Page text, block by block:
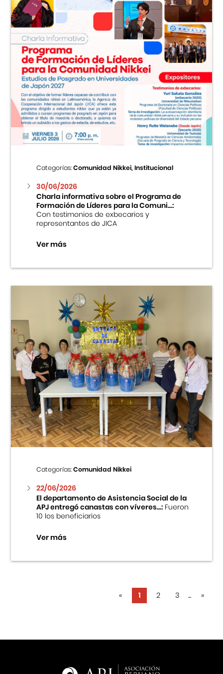
Categorías:Comunidad Nikkei, Institucional
30/06/2026
Charla informativa sobre el Programa de
Formación de Líderes para la Comuni...:
Con testimonios de exbecarios y
representantes de JICA
Ver más
Categorías:Comunidad Nikkei
22/06/2026
El departamento de Asistencia Social de la
APJ entregó canastas con víveres...:Fueron
10 los beneficiarios
Ver más
« 1 2 3 ... »